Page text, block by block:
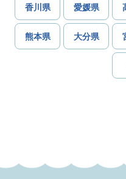
香川県 愛媛県
熊本県 大分県